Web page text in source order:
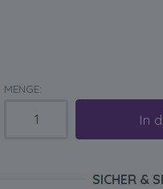
MENGE:
In
SICHER &